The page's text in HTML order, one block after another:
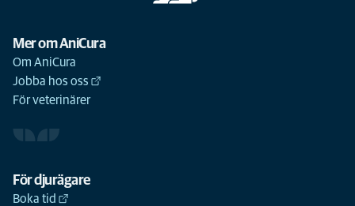
Mer om AniCura
Om AniCura
Jobba hos oss
För veterinärer
För djurägare
Boka tid